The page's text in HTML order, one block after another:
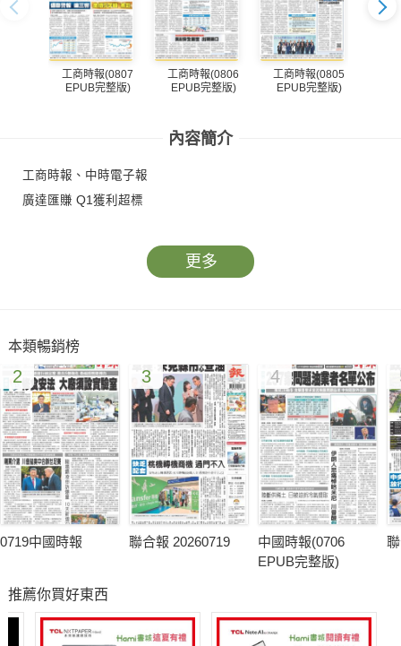
工商時報(0807
EPUB完整版)
工商時報(0806
EPUB完整版)
工商時報(0805
EPUB完整版)
內容簡介
工商時報、中時電子報
廣達匯賺 Q1獲利超標
更多
本類暢銷榜
2
0719中國時報
3
聯合報 20260719
4
中國時報(0706
EPUB完整版)
推薦你買好東西